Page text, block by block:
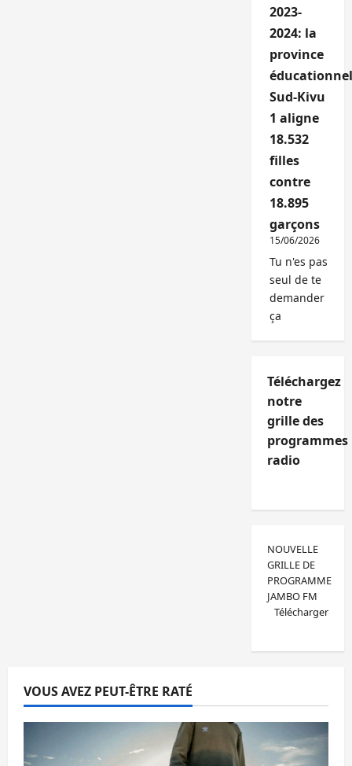
2023-
2024: la
province
Sud-Kivu
1 aligne
18.532
filles
contre
18.895
garçons
15/06/2026
Tu n'es pas
seul de te
demander
ça
Téléchargez
notre
grille des
programmes
radio
NOUVELLE
GRILLE DE
PROGRAMME
JAMBO FM
Télécharger
VOUS AVEZ PEUT-ÊTRE RATÉ